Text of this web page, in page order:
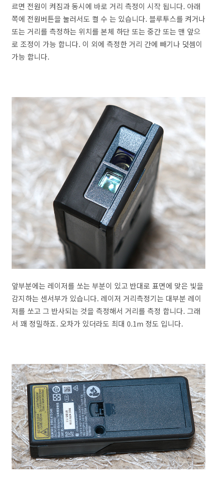
르면 전원이 켜짐과 동시에 바로 거리 측정이 시작 됩니다. 아래
쪽에 전원버튼을 눌러서도 켤 수 는 있습니다. 블루투스를 켜거나
또는 거리를 측정하는 위치를 본체 하단 또는 중간 또는 맨 앞으
로 조정이 가능 합니다. 이 외에 측정한 거리 간에 빼기나 덧셈이
가능 합니다.
앞부분에는 레이저를 쏘는 부분이 있고 반대로 표면에 맞은 빛을
감지하는 센서부가 있습니다. 레이저 거리측정기는 대부분 레이
저를 쏘고 그 반사되는 것을 측정해서 거리를 측정 합니다. 그래
서 꽤 정밀하죠. 오차가 있더라도 최대 0.1m 정도 입니다.